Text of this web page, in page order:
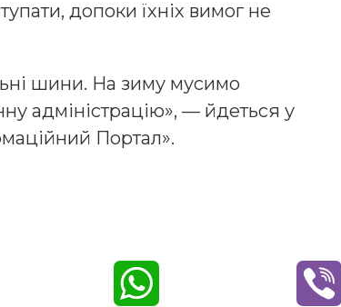
допоки їхніх вимог не
шини. На зиму мусимо
адміністрацію», — йдеться у
Портал».